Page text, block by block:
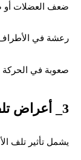
ضعف العضلات أو
رعشة في
صعوبة في الحركة
3_ أعراض تلف
يشمل تأثير تلف